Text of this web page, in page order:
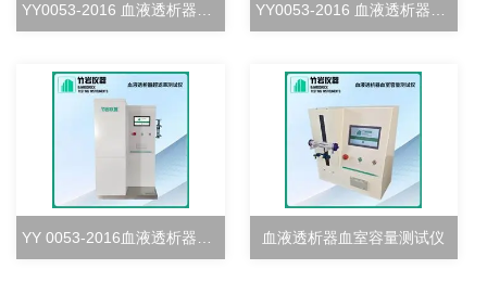
YY0053-2016 血液透析器血室密合度测试仪 YY0053-2016 血液透析器清除率测试仪
YY 0053-2016血液透析器超滤率测试仪 血液透析器血室容量测试仪